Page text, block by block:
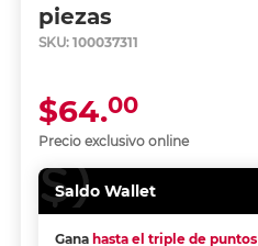
piezas
SKU: 100037311
Precio exclusivo online
$64.00
Saldo Wallet
Gana hasta el triple de puntos